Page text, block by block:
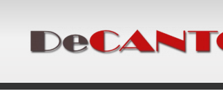
Skip to main content